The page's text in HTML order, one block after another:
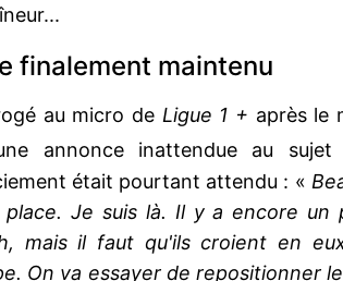
finalement maintenu
au micro de Ligue 1 + après le
annonce inattendue au sujet
était pourtant attendu : «
place. Je suis là. Il y a encore un
mais il faut qu'ils croient en
On va essayer de repositionner